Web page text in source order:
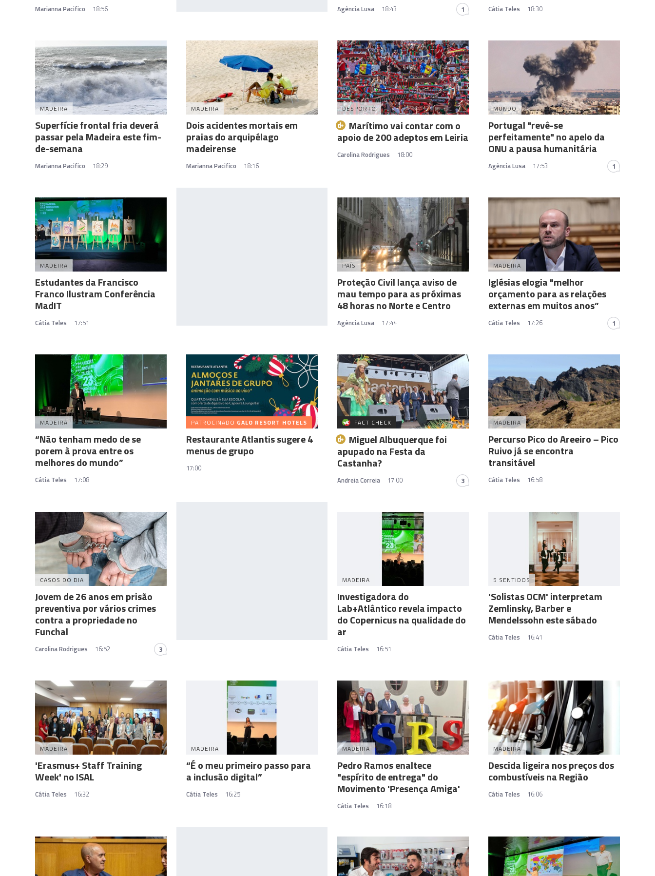
Marianna Pacifico 18:56 Agência Lusa 18:43 1 Cátia Teles 18:30
MADEIRA
Superfície frontal fria deverá
passar pela Madeira este fim-
de-semana
Marianna Pacifico 18:29
MADEIRA
Dois acidentes mortais em
praias do arquipélago
madeirense
Marianna Pacifico 18:16
DESPORTO
Marítimo vai contar com o
apoio de 200 adeptos em Leiria
Carolina Rodrigues 18:00
MUNDO
Portugal "revê-se
perfeitamente" no apelo da
ONU a pausa humanitária
Agência Lusa 17:53 1
MADEIRA
Estudantes da Francisco
Franco Ilustram Conferência
MadIT
Cátia Teles 17:51
PAÍS
Proteção Civil lança aviso de
mau tempo para as próximas
48 horas no Norte e Centro
Agência Lusa 17:44
MADEIRA
Iglésias elogia "melhor
orçamento para as relações
externas em muitos anos”
Cátia Teles 17:26 1
MADEIRA
“Não tenham medo de se
porem à prova entre os
melhores do mundo”
Cátia Teles 17:08
PATROCINADO GALO RESORT HOTELS
Restaurante Atlantis sugere 4
menus de grupo
17:00
FACT CHECK
Miguel Albuquerque foi
apupado na Festa da
Castanha?
Andreia Correia 17:00 3
MADEIRA
Percurso Pico do Areeiro – Pico
Ruivo já se encontra
transitável
Cátia Teles 16:58
CASOS DO DIA
Jovem de 26 anos em prisão
preventiva por vários crimes
contra a propriedade no
Funchal
Carolina Rodrigues 16:52 3
MADEIRA
Investigadora do
Lab+Atlântico revela impacto
do Copernicus na qualidade do
ar
Cátia Teles 16:51
5 SENTIDOS
'Solistas OCM' interpretam
Zemlinsky, Barber e
Mendelssohn este sábado
Cátia Teles 16:41
MADEIRA
'Erasmus+ Staff Training
Week' no ISAL
Cátia Teles 16:32
MADEIRA
“É o meu primeiro passo para
a inclusão digital”
Cátia Teles 16:25
MADEIRA
Pedro Ramos enaltece
"espírito de entrega" do
Movimento 'Presença Amiga'
Cátia Teles 16:18
MADEIRA
Descida ligeira nos preços dos
combustíveis na Região
Cátia Teles 16:06